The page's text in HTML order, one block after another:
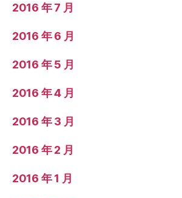
2016 年 7 月
2016 年 6 月
2016 年 5 月
2016 年 4 月
2016 年 3 月
2016 年 2 月
2016 年 1 月